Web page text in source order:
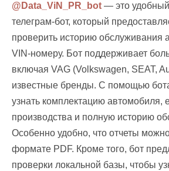
@Data_ViN_PR_bot — это
телеграм-бот, который
проверить историю обслуживания
VIN-номеру. Бот поддерживает
включая VAG (Volkswagen, SEAT,
известные бренды. С помощью
узнать комплектацию автомобиля,
производства и полную историю
Особенно удобно, что отчеты
формате PDF. Кроме того, бот
проверки локальной базы, чтобы